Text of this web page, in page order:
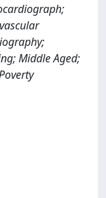
Middle Aged;